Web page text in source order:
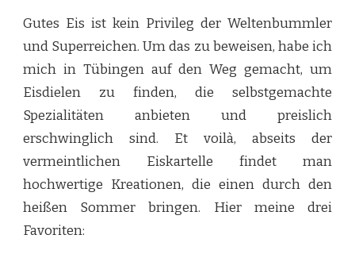
Gutes Eis ist kein Privileg der Weltenbummler
und Superreichen. Um das zu beweisen, habe ich
mich in Tübingen auf den Weg gemacht, um
Eisdielen zu finden, die selbstgemachte
Spezialitäten anbieten und preislich
erschwinglich sind. Et voilà, abseits der
vermeintlichen Eiskartelle findet man
hochwertige Kreationen, die einen durch den
heißen Sommer bringen. Hier meine drei
Favoriten: